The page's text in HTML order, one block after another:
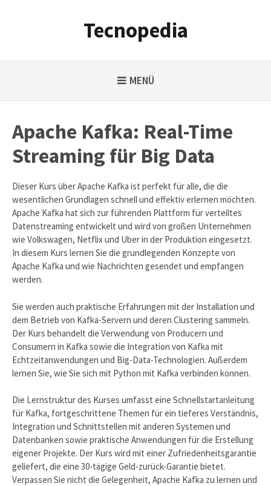
Tecnopedia
MENÜ
Apache Kafka: Real-Time
Streaming für Big Data
Dieser Kurs über Apache Kafka ist perfekt für alle, die die
wesentlichen Grundlagen schnell und effektiv erlernen möchten.
Apache Kafka hat sich zur führenden Plattform für verteiltes
Datenstreaming entwickelt und wird von großen Unternehmen
wie Volkswagen, Netflix und Uber in der Produktion eingesetzt.
In diesem Kurs lernen Sie die grundlegenden Konzepte von
Apache Kafka und wie Nachrichten gesendet und empfangen
werden.
Sie werden auch praktische Erfahrungen mit der Installation und
dem Betrieb von Kafka-Servern und deren Clustering sammeln.
Der Kurs behandelt die Verwendung von Producern und
Consumern in Kafka sowie die Integration von Kafka mit
Echtzeitanwendungen und Big-Data-Technologien. Außerdem
lernen Sie, wie Sie sich mit Python mit Kafka verbinden können.
Die Lernstruktur des Kurses umfasst eine Schnellstartanleitung
für Kafka, fortgeschrittene Themen für ein tieferes Verständnis,
Integration und Schnittstellen mit anderen Systemen und
Datenbanken sowie praktische Anwendungen für die Erstellung
eigener Projekte. Der Kurs wird mit einer Zufriedenheitsgarantie
geliefert, die eine 30-tägige Geld-zurück-Garantie bietet.
Verpassen Sie nicht die Gelegenheit, Apache Kafka zu lernen und